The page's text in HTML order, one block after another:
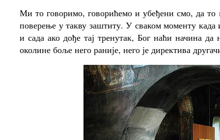
Ми то говоримо, говорићемо и убеђени смо, да то
поверење у такву заштиту. У сваком моменту када
и сада ако дође тај тренутак, Бог наћи начина
околине боље него раније, него је директива